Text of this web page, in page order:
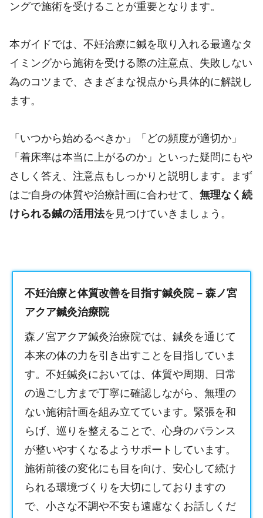
ングで施術を受けることが重要となります。
本ガイドでは、不妊治療に鍼を取り入れる最適なタ
イミングから施術を受ける際の注意点、失敗しない
為のコツまで、さまざまな視点から具体的に解説し
ます。
「いつから始めるべきか」「どの頻度が適切か」
「着床率は本当に上がるのか」といった疑問にもや
さしく答え、注意点もしっかりと説明します。まず
はご自身の体質や治療計画に合わせて、 無理なく続
けられる鍼の活用法を見つけていきましょう。
不妊治療と体質改善を目指す鍼灸院 – 森ノ宮
アクア鍼灸治療院
森ノ宮アクア鍼灸治療院では、鍼灸を通じて
本来の体の力を引き出すことを目指していま
す。 不妊鍼灸においては、体質や周期、日常
の過ごし方まで丁寧に確認しながら、無理の
ない施術計画を組み立てています。緊張を和
らげ、巡りを整えることで、心身のバランス
が整いやすくなるようサポートしています。
施術前後の変化にも目を向け、安心して続け
られる環境づくりを大切にしておりますの
で、小さな不調や不安も遠慮なくお話しくだ